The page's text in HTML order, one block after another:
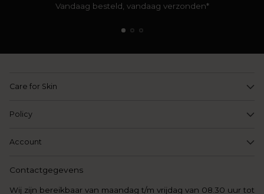
Vandaag besteld, vandaag verzonden*
Care for Skin
Policy
Account
Contactgegevens
Wij zijn bereikbaar van maandag t/m vrijdag van 08.30 uur tot